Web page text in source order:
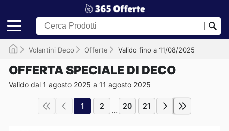
Volantini Deco Offerte Valido fino a 11/08/2025
OFFERTA SPECIALE DI DECO
Valido dal 1 agosto 2025 a 11 agosto 2025
1 2 ... 20 21